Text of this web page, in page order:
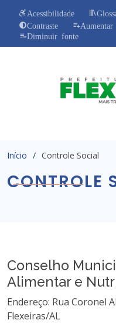
Acessibilidade
Contraste
Diminuir fonte
Início Controle Social
CONTROLE
Conselho
Alimentar e
Endereço: Rua Coronel
Flexeiras/AL